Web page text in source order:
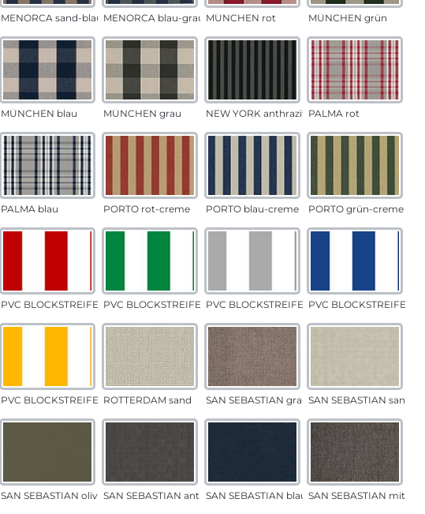
MENORCA sand-blau MENORCA blau-grau MÜNCHEN rot MÜNCHEN grün
MÜNCHEN blau MÜNCHEN grau NEW YORK anthrazit PALMA rot
PALMA blau PORTO rot-creme PORTO blau-creme PORTO grün-creme
PVC BLOCKSTREIFEN rotPVC BLOCKSTREIFEN grünPVC BLOCKSTREIFEN grauPVC BLOCKSTREIFEN
PVC BLOCKSTREIFEN gelbROTTERDAM sand SAN SEBASTIAN grau-sandSAN SEBASTIAN sand
SAN SEBASTIAN oliv SAN SEBASTIAN anthrazitSAN SEBASTIAN blau SAN SEBASTIAN